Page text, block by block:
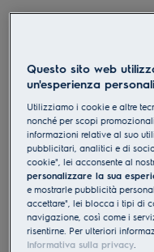
Frigorifero
177.7 cm E
0 (0)
Questo sito web
un'esperienza
Utilizziamo i cookie e altre
nonché per scopi
informazioni relative al suo
pubblicitari, analitici e di
cookie", lei acconsente al
personalizzare la sua
e mostrarle pubblicità
accettare", lei blocca i tipi di
navigazione, così come i
risentirne. Per ulteriori
Informativa sulla privacy.